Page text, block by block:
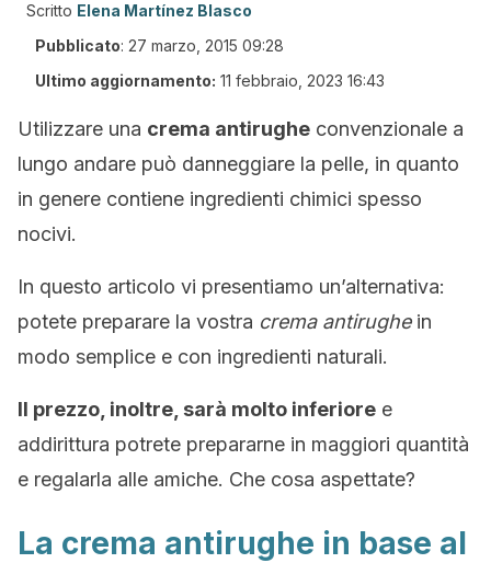
Scritto Elena Martínez Blasco
Pubblicato: 27 marzo, 2015 09:28
Ultimo aggiornamento: 11 febbraio, 2023 16:43
Utilizzare una crema antirughe convenzionale a
lungo andare può danneggiare la pelle, in quanto
in genere contiene ingredienti chimici spesso
nocivi.
In questo articolo vi presentiamo un’alternativa:
potete preparare la vostra crema antirughein
modo semplice e con ingredienti naturali.
Il prezzo, inoltre, sarà molto inferiore e
addirittura potrete prepararne in maggiori quantità
e regalarla alle amiche. Che cosa aspettate?
La crema antirughe in base al